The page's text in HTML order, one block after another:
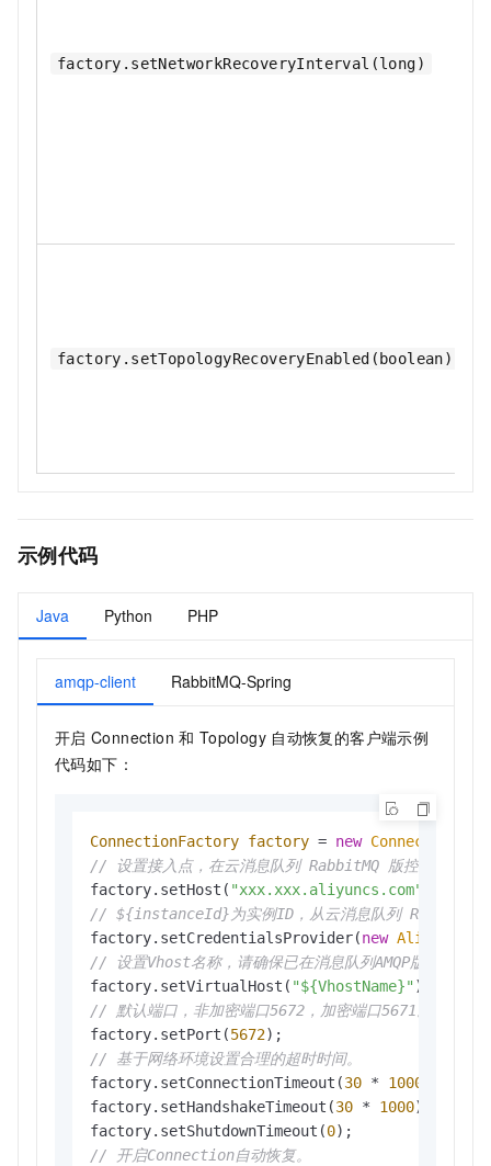
factory.setNetworkRecoveryInterval(long)
factory.setTopologyRecoveryEnabled(boolean)
示例代码
Java Python PHP
amqp-client RabbitMQ-Spring
开启 Connection 和 Topology 自动恢复的客户端示例
代码如下：
ConnectionFactory factory = new
// 设置接入点，在云消息队列 RabbitMQ 版控制台实例
factory.setHost( "xxx.xxx.aliyuncs.com"
// ${instanceId}为实例ID，从云消息队列 RabbitMQ
factory.setCredentialsProvider(new
// 设置Vhost名称，请确保已在消息队列AMQP版控制台上
factory.setVirtualHost( "${VhostName}"
// 默认端口，非加密端口5672，加密端口5671。
factory.setPort(5672
// 基于网络环境设置合理的超时时间。
factory.setConnectionTimeout(30 * 1000
factory.setHandshakeTimeout(30 * 1000);
factory.setShutdownTimeout(0
// 开启Connection自动恢复。